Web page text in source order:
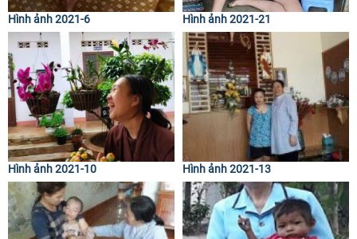
Hình ảnh 2021-6 Hình ảnh 2021-21
Hình ảnh 2021-10 Hình ảnh 2021-13